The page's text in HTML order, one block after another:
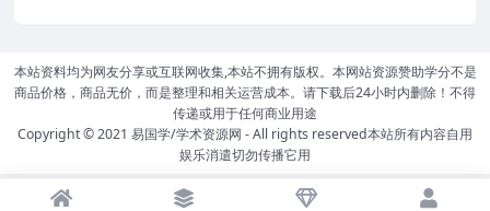
本站资料均为网友分享或互联网收集,本站不拥有版权。本网站资源赞助学分不是
商品价格，商品无价，而是整理和相关运营成本。请下载后24小时内删除！不得
传递或用于任何商业用途
Copyright © 2021 易国学/学术资源网 - All rights reserved本站所有内容自用
娱乐消遣切勿传播它用